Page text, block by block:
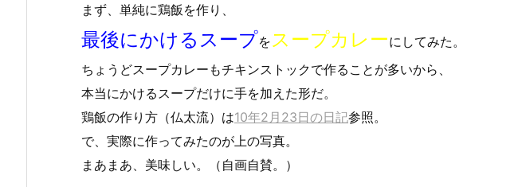
まず、単純に鶏飯を作り、
最後にかけるスープをスープカレーにしてみた。
ちょうどスープカレーもチキンストックで作ることが多いから、
本当にかけるスープだけに手を加えた形だ。
鶏飯の作り方（仏太流）は10年2月23日の日記参照。
で、実際に作ってみたのが上の写真。
まあまあ、美味しい。（自画自賛。）